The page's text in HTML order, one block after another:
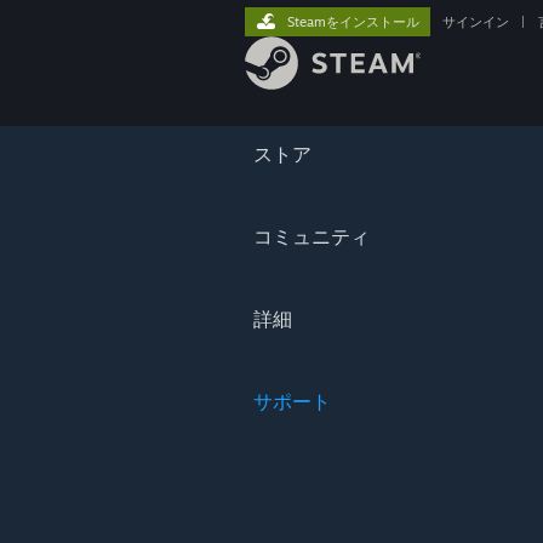
ストア
コミュニティ
詳細
サポート
Steamをインストール サインイン